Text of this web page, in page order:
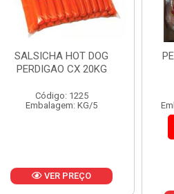
PERNIL SUINO C/OSSO
COPAVEL KG
Código: 12301
Embalagem: CX/± 19,56 KG